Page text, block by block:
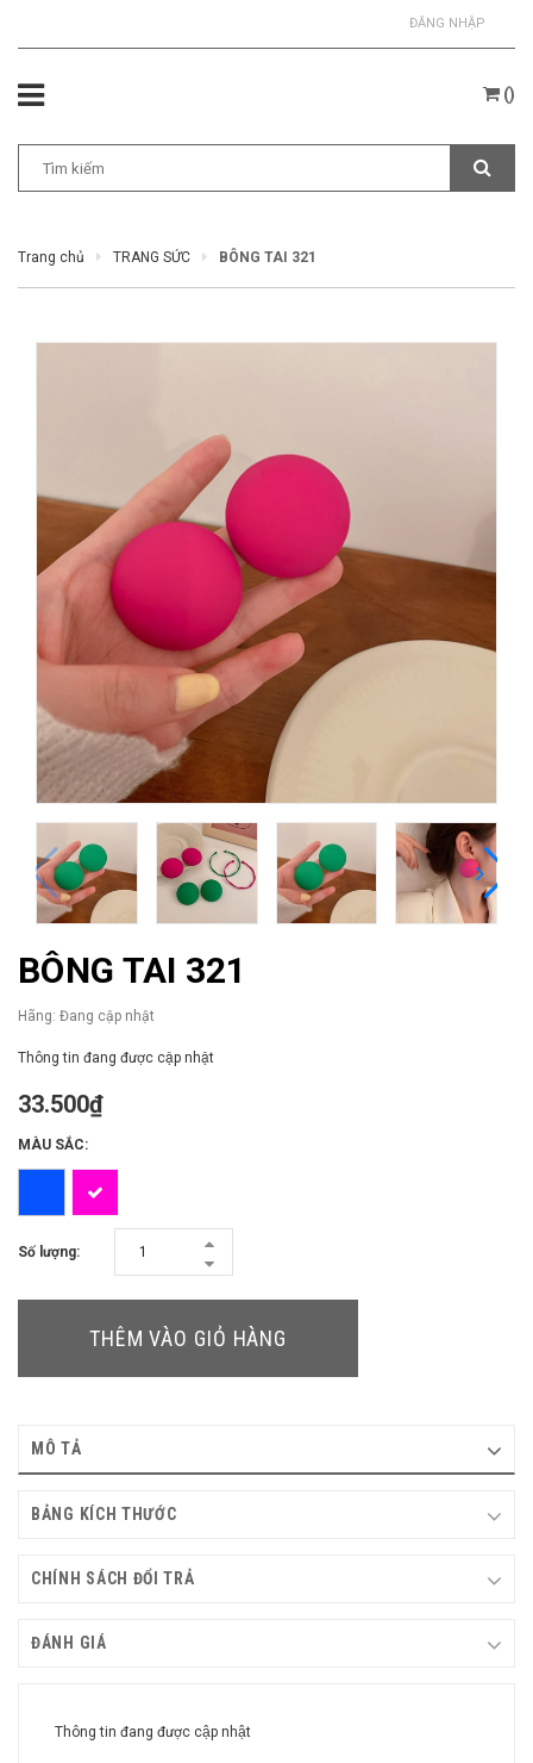
ĐĂNG NHẬP
()
Trang chủ TRANG SỨC BÔNG TAI 321
BÔNG TAI 321
Hãng: Đang cập nhật
Thông tin đang được cập nhật
33.500₫
MÀU SẮC:
Số lượng:
THÊM VÀO GIỎ HÀNG
MÔ TẢ
BẢNG KÍCH THƯỚC
CHÍNH SÁCH ĐỔI TRẢ
ĐÁNH GIÁ
Thông tin đang được cập nhật